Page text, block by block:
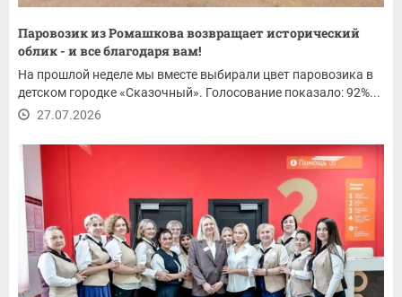
Паровозик из Ромашкова возвращает исторический
облик - и все благодаря вам!
На прошлой неделе мы вместе выбирали цвет паровозика в
детском городке «Сказочный». Голосование показало: 92%...
27.07.2026